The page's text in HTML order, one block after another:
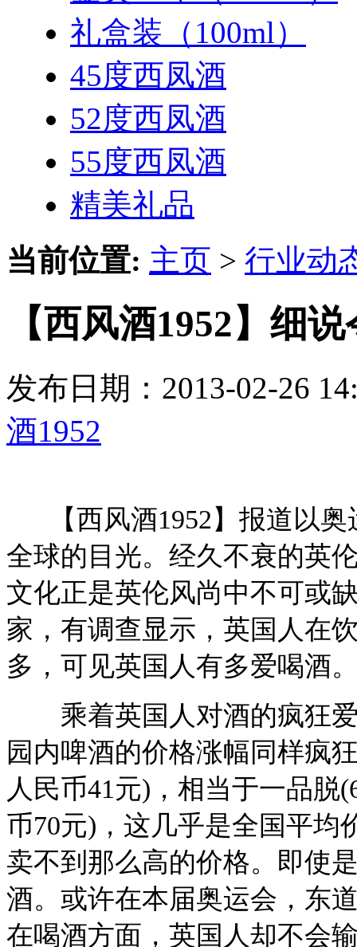
礼盒装（100ml）
45度西凤酒
52度西凤酒
55度西凤酒
精美礼品
当前位置: 主页 > 行业动
【西风酒1952】细
发布日期：2013-02-26
酒1952
【西风酒1952】报道以奥
全球的目光。经久不衰的英
文化正是英伦风尚中不可或
家，有调查显示，英国人在
多，可见英国人有多爱喝酒
乘着英国人对酒的疯狂爱
园内啤酒的价格涨幅同样疯
人民币41元)，相当于一品脱
币70元)，这几乎是全国平均
卖不到那么高的价格。即使
酒。或许在本届奥运会，东
在喝酒方面，英国人却不会